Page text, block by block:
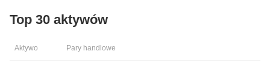
Top 30 aktywów
Aktywo Pary handlowe